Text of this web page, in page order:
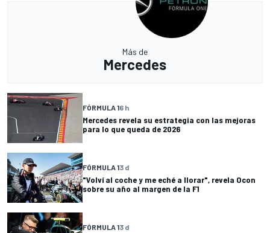
Más de
Mercedes
FÓRMULA 16 h
Mercedes revela su estrategia con las mejoras
para lo que queda de 2026
FÓRMULA 13 d
"Volví al coche y me eché a llorar", revela Ocon
sobre su año al margen de la F1
FÓRMULA 13 d